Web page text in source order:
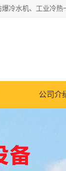
公司介